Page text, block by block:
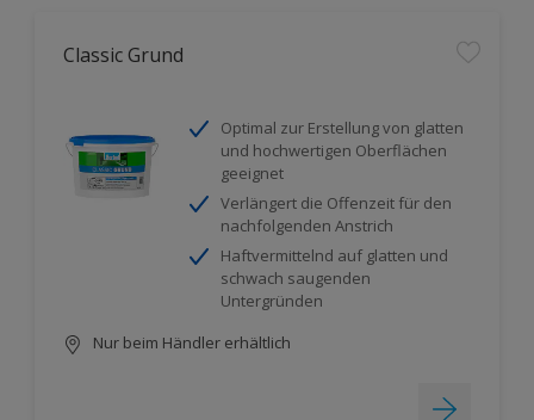
Classic Grund
Optimal zur Erstellung von glatten
und hochwertigen Oberflächen
geeignet
Verlängert die Offenzeit für den
nachfolgenden Anstrich
Haftvermittelnd auf glatten und
schwach saugenden
Untergründen
Nur beim Händler erhältlich